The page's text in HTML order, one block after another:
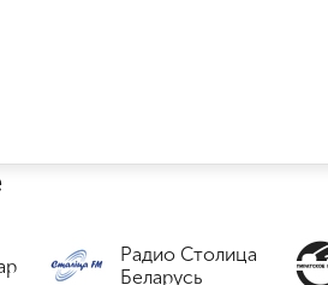
Радио Столица
Беларусь